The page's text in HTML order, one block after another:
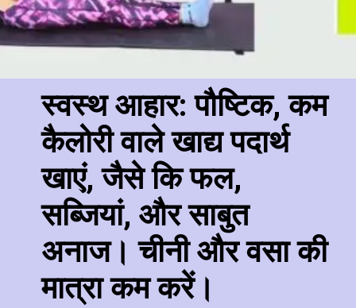
स्वस्थ आहार: पौष्टिक, कम
कैलोरी वाले खाद्य पदार्थ
खाएं, जैसे कि फल,
सब्जियां, और साबुत
अनाज। चीनी और वसा की
मात्रा कम करें।